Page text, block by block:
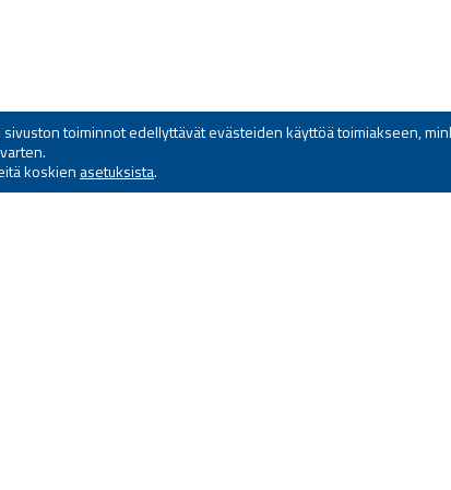
toiminnot edellyttävät evästeiden käyttöä toimiakseen,
koskien asetuksista.